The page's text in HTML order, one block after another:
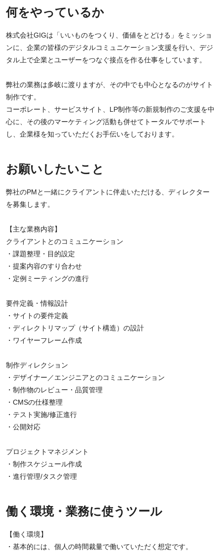
何をやっているか
株式会社GIGは「いいものをつくり、価値をとどける」をミッショ
ンに、企業の皆様のデジタルコミュニケーション支援を行い、デジ
タル上で企業とユーザーをつなぐ接点を作る仕事をしています。
弊社の業務は多岐に渡りますが、その中でも中心となるのがサイト
制作です。
コーポレート、サービスサイト、LP制作等の新規制作のご支援を中
心に、その後のマーケティング活動も併せてトータルでサポート
し、企業様を知っていただくお手伝いをしております。
お願いしたいこと
弊社のPMと一緒にクライアントに伴走いただける、ディレクター
を募集します。
【主な業務内容】
クライアントとのコミュニケーション
・課題整理・目的設定
・提案内容のすり合わせ
・定例ミーティングの進行
要件定義・情報設計
・サイトの要件定義
・ディレクトリマップ（サイト構造）の設計
・ワイヤーフレーム作成
制作ディレクション
・デザイナー／エンジニアとのコミュニケーション
・制作物のレビュー・品質管理
・CMSの仕様整理
・テスト実施/修正進行
・公開対応
プロジェクトマネジメント
・制作スケジュール作成
・進行管理/タスク管理
働く環境・業務に使うツール
【働く環境】
・基本的には、個人の時間裁量で働いていただく想定です。